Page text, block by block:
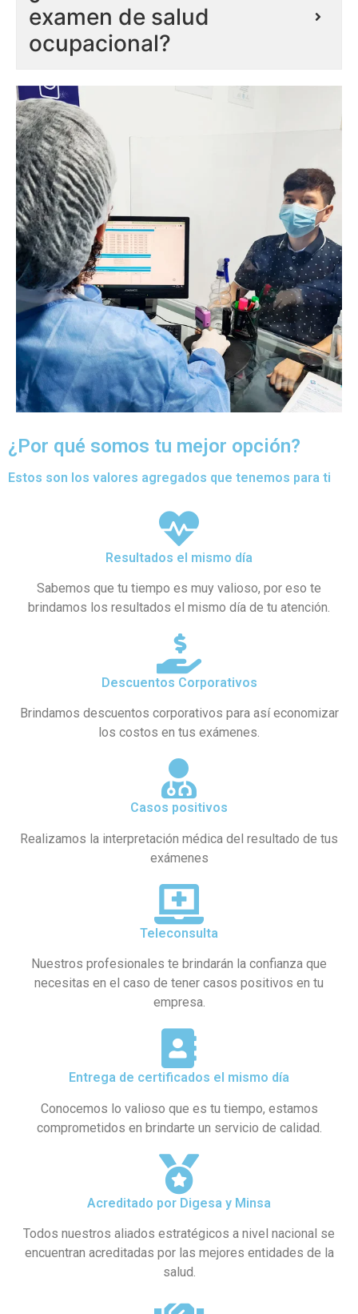
examen de salud
ocupacional?
¿Por qué somos tu mejor opción?
Estos son los valores agregados que tenemos para ti
Resultados el mismo día
Sabemos que tu tiempo es muy valioso, por eso te
brindamos los resultados el mismo día de tu atención.
Descuentos Corporativos
Brindamos descuentos corporativos para así economizar
los costos en tus exámenes.
Casos positivos
Realizamos la interpretación médica del resultado de tus
exámenes
Teleconsulta
Nuestros profesionales te brindarán la confianza que
necesitas en el caso de tener casos positivos en tu
empresa.
Entrega de certificados el mismo día
Conocemos lo valioso que es tu tiempo, estamos
comprometidos en brindarte un servicio de calidad.
Acreditado por Digesa y Minsa​
Todos nuestros aliados estratégicos a nivel nacional se
encuentran acreditadas por las mejores entidades de la
salud.